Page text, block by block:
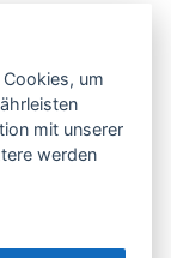
um
mit unserer
werden